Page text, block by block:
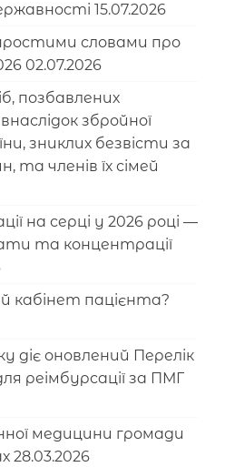
15.07.2026
словами про
02.07.2026
позбавлених
збройної
зниклих безвісти за
та членів їх сімей
на серці у 2026 році —
та концентрації
кабінет пацієнта?
діє оновлений Перелік
реімбурсації за ПМГ
медицини громади
28.03.2026